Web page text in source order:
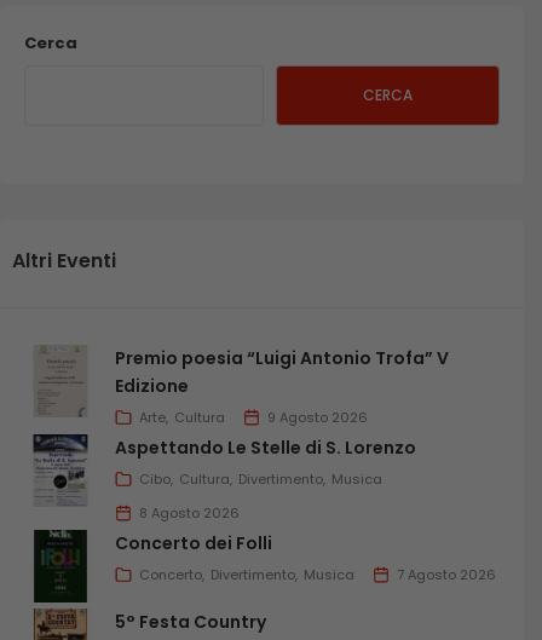
Cerca
CERCA
Altri Eventi
Premio poesia “Luigi Antonio Trofa” V
Edizione
Arte Cultura 9 Agosto 2026
Aspettando Le Stelle di S. Lorenzo
Cibo Cultura Divertimento Musica
8 Agosto 2026
Concerto dei Folli
Concerto Divertimento Musica 7 Agosto 2026
5° Festa Country